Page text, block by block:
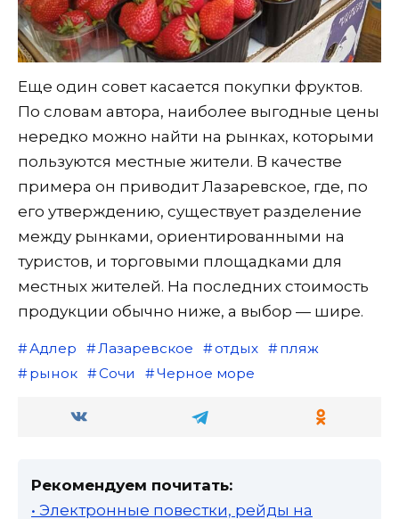
Еще один совет касается покупки фруктов.
По словам автора, наиболее выгодные цены
нередко можно найти на рынках, которыми
пользуются местные жители. В качестве
примера он приводит Лазаревское, где, по
его утверждению, существует разделение
между рынками, ориентированными на
туристов, и торговыми площадками для
местных жителей. На последних стоимость
продукции обычно ниже, а выбор — шире.
Адлер Лазаревское отдых
пляж
рынок
Сочи Черное море
Рекомендуем почитать:
• Электронные повестки, рейды на